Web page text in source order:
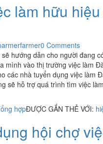
làm hữu
0 Comments
hướng dẫn cho người đang
mình vào thị trường việc làm
các nhà tuyển dụng việc làm
sẽ hỗ trợ quá trình tìm việc
hợpĐƯỢC GẮN THẺ VỚI:
hội chợ